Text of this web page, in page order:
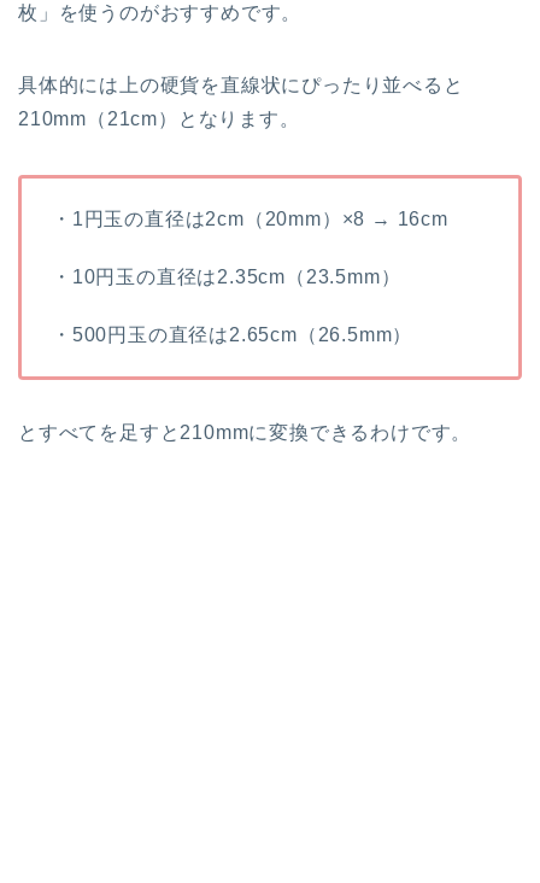
枚」を使うのがおすすめです。
具体的には上の硬貨を直線状にぴったり並べると
210mm（21cm）となります。
・1円玉の直径は2cm（20mm）×8 → 16cm
・10円玉の直径は2.35cm（23.5mm）
・500円玉の直径は2.65cm（26.5mm）
とすべてを足すと210mmに変換できるわけです。